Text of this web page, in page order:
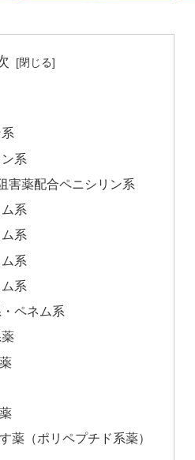
系
害薬配合ペニシリン系
系
系
系
系
ペネム系
薬（ポリペプチド系薬）